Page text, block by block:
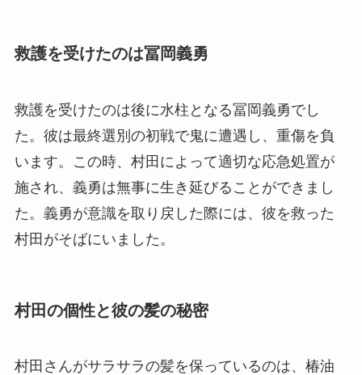
救護を受けたのは冨岡義勇
救護を受けたのは後に水柱となる冨岡義勇でし
た。彼は最終選別の初戦で鬼に遭遇し、重傷を負
います。この時、村田によって適切な応急処置が
施され、義勇は無事に生き延びることができまし
た。義勇が意識を取り戻した際には、彼を救った
村田がそばにいました。
村田の個性と彼の髪の秘密
村田さんがサラサラの髪を保っているのは、椿油